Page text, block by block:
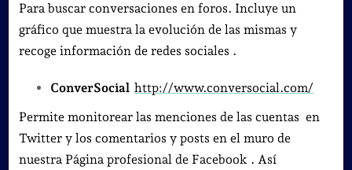
Para buscar conversaciones en foros. Incluye un
gráfico que muestra la evolución de las mismas y
recoge información de redes sociales .
ConverSocial http://www.conversocial.com/
Permite monitorear las menciones de las cuentas en
Twitter y los comentarios y posts en el muro de
nuestra Página profesional de Facebook . Así